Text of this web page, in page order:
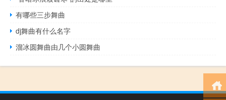
有哪些三步舞曲
dj舞曲有什么名字
溜冰圆舞曲由几个小圆舞曲